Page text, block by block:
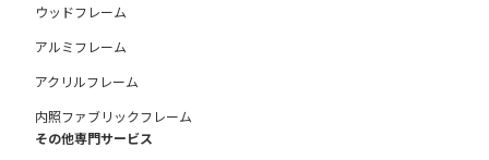
ウッドフレーム
アルミフレーム
アクリルフレーム
内照ファブリックフレーム
その他専門サービス